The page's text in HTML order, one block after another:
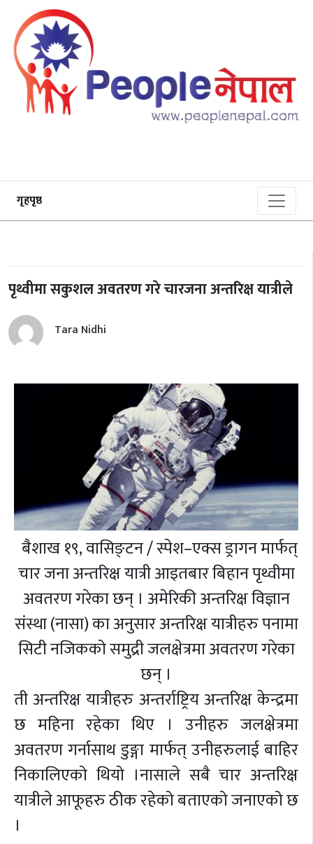
गृहपृष्ठ
पृथ्वीमा सकुशल अवतरण गरे चारजना अन्तरिक्ष यात्रीले
Tara Nidhi
बैशाख १९,वासिङ्टन / स्पेश–एक्स ड्रागन मार्फत्
चार जना अन्तरिक्ष यात्री आइतबार बिहान पृथ्वीमा
अवतरण गरेका छन् । अमेरिकी अन्तरिक्ष विज्ञान
संस्था (नासा) का अनुसार अन्तरिक्ष यात्रीहरु पनामा
सिटी नजिकको समुद्री जलक्षेत्रमा अवतरण गरेका
छन् ।
ती अन्तरिक्ष यात्रीहरु अन्तर्राष्ट्रिय अन्तरिक्ष केन्द्रमा
छ महिना रहेका थिए । उनीहरु जलक्षेत्रमा
अवतरण गर्नासाथ डुङ्गा मार्फत् उनीहरुलाई बाहिर
निकालिएको थियो ।नासाले सबै चार अन्तरिक्ष
यात्रीले आफूहरु ठीक रहेको बताएको जनाएको छ
।